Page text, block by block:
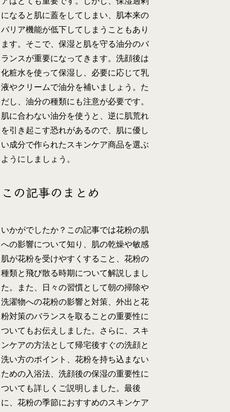
になると肌に蓋をしてしまい、肌本来の
バリア機能が低下してしまうこともあり
ます。そこで、保湿と肌を守る油分のバ
ランスが重要になってきます。洗顔後は
化粧水を使って保湿し、必要に応じて乳
液やクリームで油分を補いましょう。た
だし、油分の種類にも注意が必要です。
肌に合わない油分を使うと、逆に肌荒れ
を引き起こす恐れがあるので、肌に優し
い成分で作られたスキンケア商品を選ぶ
ようにしましょう。
この記事のまとめ
いかがでしたか？この記事では花粉の肌
への影響について知り、肌の乾燥や敏感
肌が花粉を受けやすくすること、花粉の
種類と飛び散る時期について解説しまし
た。また、日々の習慣として朝の掃除や
洗濯物への花粉の影響と対策、外出と花
粉対策のバランスを取ることの重要性に
ついてもお伝えしました。さらに、スキ
ンケアの方法として帰宅後すぐの洗顔と
洗い方のポイント、花粉を持ち込まない
ための入浴法、洗顔後の保湿の重要性に
ついても詳しくご説明しました。最後
に、花粉の季節におすすめのスキンケア